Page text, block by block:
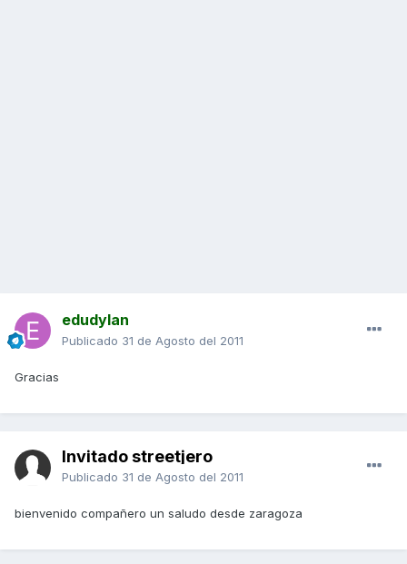
edudylan
Publicado 31 de Agosto del 2011
Gracias
Invitado streetjero
Publicado 31 de Agosto del 2011
bienvenido compañero un saludo desde zaragoza